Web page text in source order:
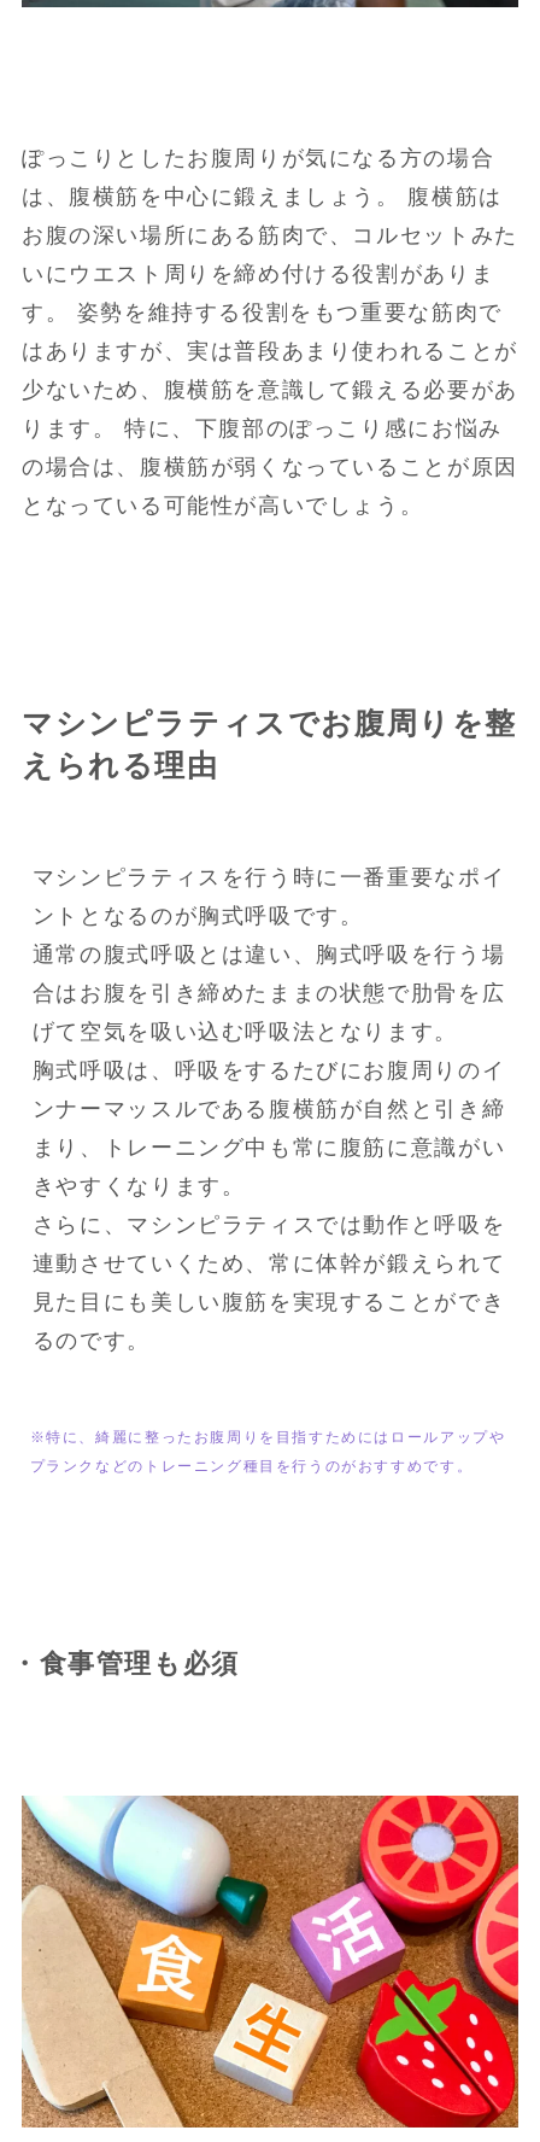
ぽっこりとしたお腹周りが気になる方の場合
は、腹横筋を中心に鍛えましょう。 腹横筋は
お腹の深い場所にある筋肉で、コルセットみた
いにウエスト周りを締め付ける役割がありま
す。 姿勢を維持する役割をもつ重要な筋肉で
はありますが、実は普段あまり使われることが
少ないため、腹横筋を意識して鍛える必要があ
ります。 特に、下腹部のぽっこり感にお悩み
の場合は、腹横筋が弱くなっていることが原因
となっている可能性が高いでしょう。
マシンピラティスでお腹周りを整
えられる理由
マシンピラティスを行う時に一番重要なポイ
ントとなるのが胸式呼吸です。
通常の腹式呼吸とは違い、胸式呼吸を行う場
合はお腹を引き締めたままの状態で肋骨を広
げて空気を吸い込む呼吸法となります。
胸式呼吸は、呼吸をするたびにお腹周りのイ
ンナーマッスルである腹横筋が自然と引き締
まり、トレーニング中も常に腹筋に意識がい
きやすくなります。
さらに、マシンピラティスでは動作と呼吸を
連動させていくため、常に体幹が鍛えられて
見た目にも美しい腹筋を実現することができ
るのです。
※特に、綺麗に整ったお腹周りを目指すためにはロールアップや
プランクなどのトレーニング種目を行うのがおすすめです。
・食事管理も必須